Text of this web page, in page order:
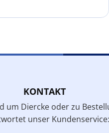
KONTAKT
um Diercke oder zu
unser Kundenservice: